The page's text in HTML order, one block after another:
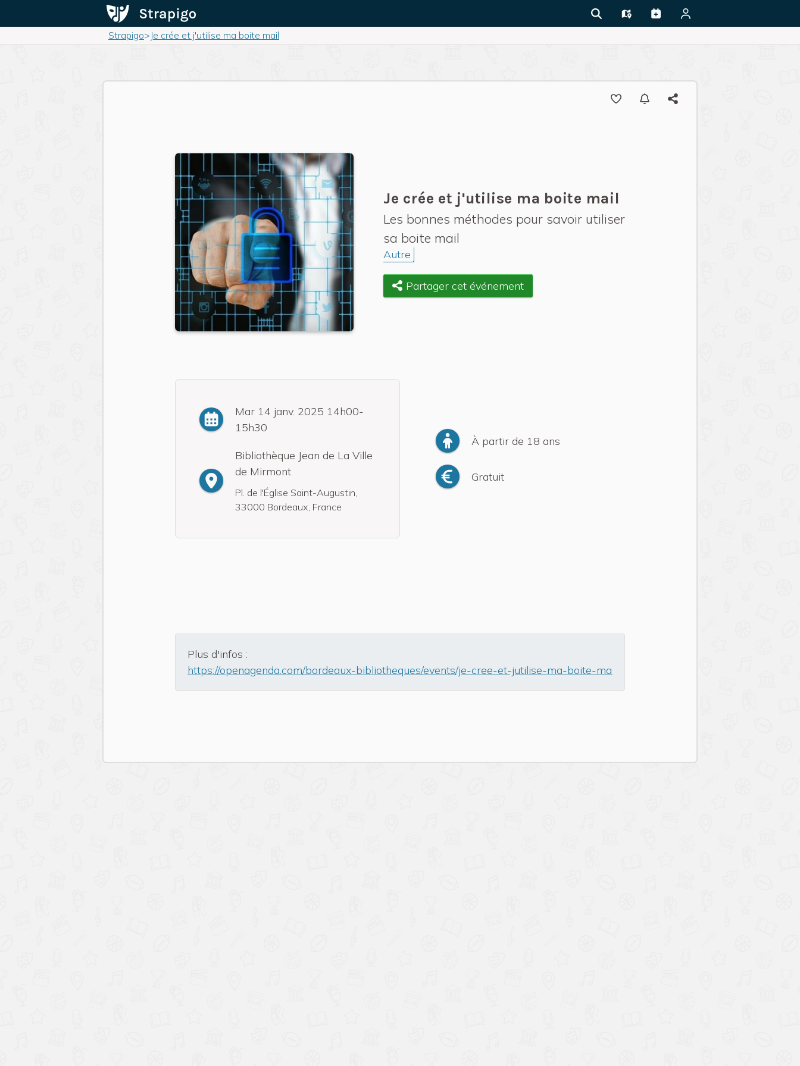
Strapigo> Je crée et j'utilise ma boite mail
Je crée et j'utilise ma boite mail
Les bonnes méthodes pour savoir utiliser
sa boite mail
Autre
Partager cet événement
Mar 14 janv. 2025 14h00-
15h30
Bibliothèque Jean de La Ville
de Mirmont
Pl. de l'Église Saint-Augustin,
33000 Bordeaux, France
À partir de 18 ans
Gratuit
Plus d'infos :
https://openagenda.com/bordeaux-bibliotheques/events/je-cree-et-jutilise-ma-boite-mail